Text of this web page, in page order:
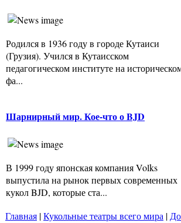
Родился в 1936 году в городе Кутаиси
(Грузия). Учился в Кутаисском
педагогическом институте на
фа...
Шарнирный мир. Кое-что о BJD
В 1999 году японская компания Volks
выпустила на рынок первых современных
кукол BJD, которые ста...
Главная |Кукольные театры всего мира |